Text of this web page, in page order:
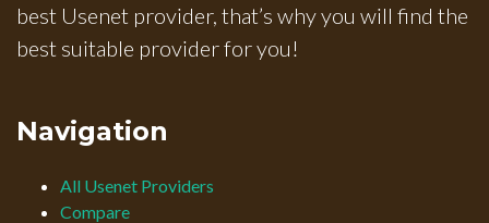
best Usenet provider, that’s why you will find the
best suitable provider for you!
Navigation
All Usenet Providers
Compare